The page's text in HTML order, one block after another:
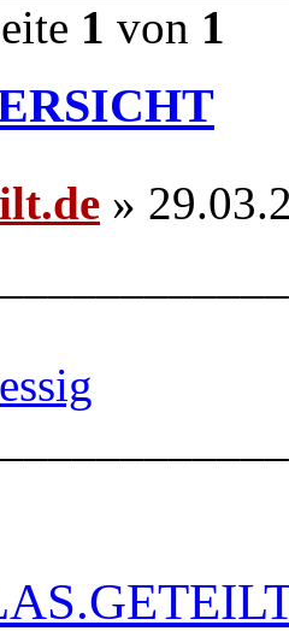
1 von 1
»
essig